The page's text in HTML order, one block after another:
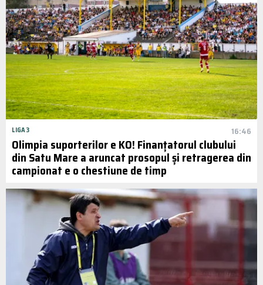
LIGA 3 16:46
Olimpia suporterilor e KO! Finanțatorul clubului
din Satu Mare a aruncat prosopul și retragerea din
campionat e o chestiune de timp